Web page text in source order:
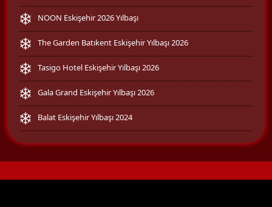
NOON Eskişehir 2026 Yılbaşı
The Garden Batıkent Eskişehir Yılbaşı 2026
Tasigo Hotel Eskişehir Yılbaşı 2026
Gala Grand Eskişehir Yılbaşı 2026
Balat Eskişehir Yılbaşı 2024